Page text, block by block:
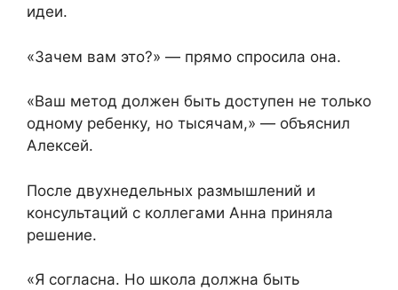
идеи.
«Зачем вам это?» — прямо спросила она.
«Ваш метод должен быть доступен не только
одному ребенку, но тысячам,» — объяснил
Алексей.
После двухнедельных размышлений и
консультаций с коллегами Анна приняла
решение.
«Я согласна. Но школа должна быть